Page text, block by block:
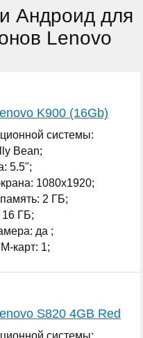
Андроид для
Lenovo
K900 (16Gb)
системы:
Bean;
5.5";
1080x1920;
2 ГБ;
ГБ;
да ;
карт: 1;
S820 4GB Red
системы: